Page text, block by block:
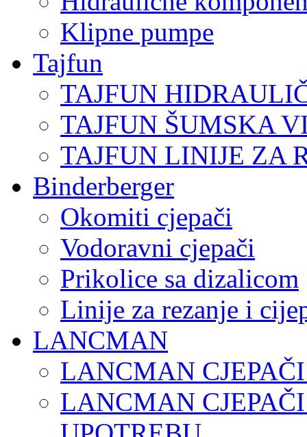
Klipne pumpe
Tajfun
TAJFUN
TAJFUN ŠUMSKA
TAJFUN LINIJE ZA
Binderberger
Okomiti cjepači
Vodoravni cjepači
Prikolice sa dizalicom
Linije za rezanje i
LANCMAN
LANCMAN
LANCMAN